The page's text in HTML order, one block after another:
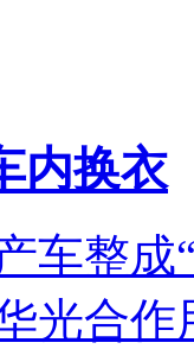
内换衣
车整成
光合作